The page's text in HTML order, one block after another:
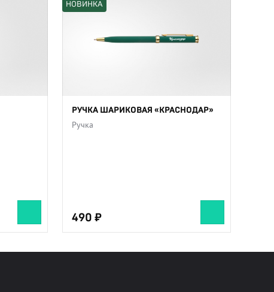
НОВИНКА
РУЧКА ШАРИКОВАЯ «КРАСНОДАР»
Ручка
490